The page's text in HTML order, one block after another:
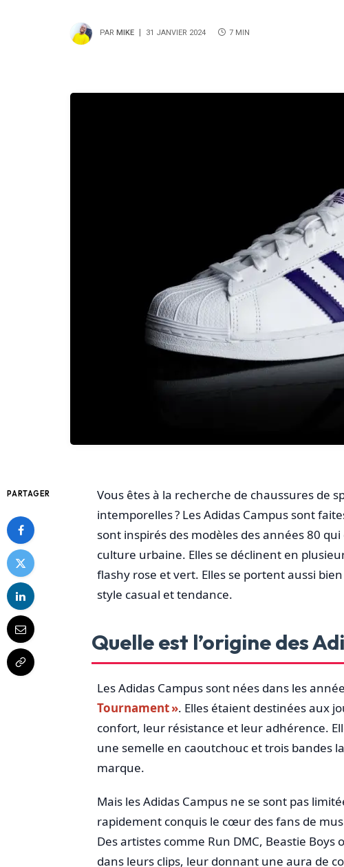
PAR MIKE 31 JANVIER 2024 7 MIN
PARTAGER
Vous êtes à la recherche de chaussures de
intemporelles ? Les Adidas Campus sont
sont inspirés des modèles des années 80
culture urbaine. Elles se déclinent en
flashy rose et vert. Elles se portent aussi
style casual et tendance.
Quelle est l’origine des
Les Adidas Campus sont nées dans les
Tournament ». Elles étaient destinées aux
confort, leur résistance et leur adhérence.
une semelle en caoutchouc et trois bandes
marque.
Mais les Adidas Campus ne se sont pas
rapidement conquis le cœur des fans de
Des artistes comme Run DMC, Beastie
dans leurs clips, leur donnant une aura de